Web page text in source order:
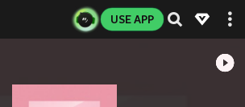
USE APP